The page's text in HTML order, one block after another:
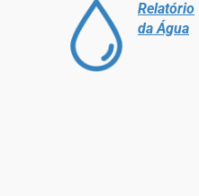
Relatório
da Água